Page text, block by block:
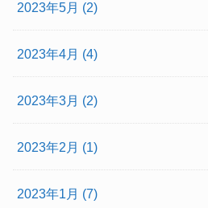
2023年5月 (2)
2023年4月 (4)
2023年3月 (2)
2023年2月 (1)
2023年1月 (7)